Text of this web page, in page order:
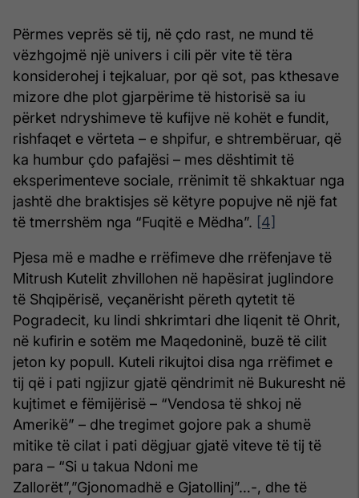
Përmes veprës së tij, në çdo rast, ne mund të
vëzhgojmë një univers i cili për vite të tëra
konsiderohej i tejkaluar, por që sot, pas kthesave
mizore dhe plot gjarpërime të historisë sa iu
përket ndryshimeve të kufijve në kohët e fundit,
rishfaqet e vërteta – e shpifur, e shtrembëruar, që
ka humbur çdo pafajësi – mes dështimit të
eksperimenteve sociale, rrënimit të shkaktuar nga
jashtë dhe braktisjes së këtyre popujve në një fat
të tmerrshëm nga “Fuqitë e Mëdha”. [4]
Pjesa më e madhe e rrëfimeve dhe rrëfenjave të
Mitrush Kutelit zhvillohen në hapësirat juglindore
të Shqipërisë, veçanërisht përeth qytetit të
Pogradecit, ku lindi shkrimtari dhe liqenit të Ohrit,
në kufirin e sotëm me Maqedoninë, buzë të cilit
jeton ky popull. Kuteli rikujtoi disa nga rrëfimet e
tij që i pati ngjizur gjatë qëndrimit në Bukuresht në
kujtimet e fëmijërisë – “Vendosa të shkoj në
Amerikë” – dhe tregimet gojore pak a shumë
mitike të cilat i pati dëgjuar gjatë viteve të tij të
para – “Si u takua Ndoni me
Zallorët”,”Gjonomadhë e Gjatollinj”…-, dhe të